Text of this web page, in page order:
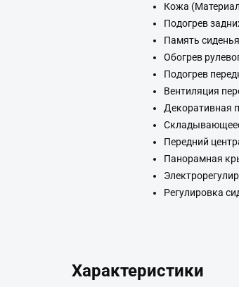
Кожа
Подогрев
Память
Обогрев
Подогрев
Вентиляция
Декоративная
Передний
Панорамная
Регулировка
Характеристики